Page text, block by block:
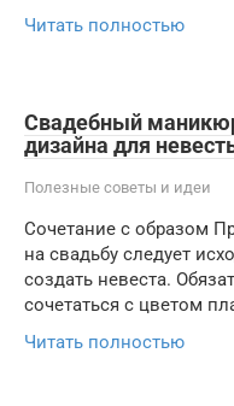
Читать полностью
Свадебный
дизайна для
Полезные советы и идеи
Сочетание с образом
на свадьбу следует
создать невеста.
сочетаться с цветом
Читать полностью